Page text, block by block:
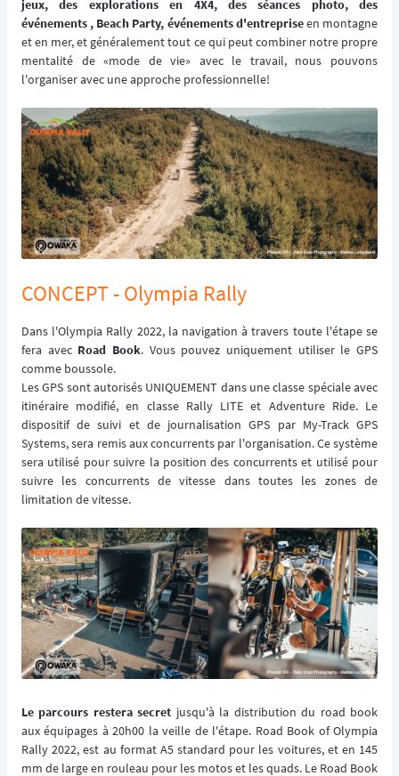
jeux, des explorations en 4X4, des séances photo, des
événements , Beach Party, événements d'entrepriseen montagne
et en mer, et généralement tout ce qui peut combiner notre propre
mentalité de «mode de vie» avec le travail, nous pouvons
l'organiser avec une approche professionnelle!
CONCEPT - Olympia Rally
Dans l'Olympia Rally 2022, la navigation à travers toute l'étape se
fera avec Road Book. Vous pouvez uniquement utiliser le GPS
comme boussole.
Les GPS sont autorisés UNIQUEMENT dans une classe spéciale avec
itinéraire modifié, en classe Rally LITE et Adventure Ride. Le
dispositif de suivi et de journalisation GPS par My-Track GPS
Systems, sera remis aux concurrents par l'organisation. Ce système
sera utilisé pour suivre la position des concurrents et utilisé pour
suivre les concurrents de vitesse dans toutes les zones de
limitation de vitesse.
Le parcours restera secret jusqu'à la distribution du road book
aux équipages à 20h00 la veille de l'étape. Road Book of Olympia
Rally 2022, est au format A5 standard pour les voitures, et en 145
mm de large en rouleau pour les motos et les quads. Le Road Book